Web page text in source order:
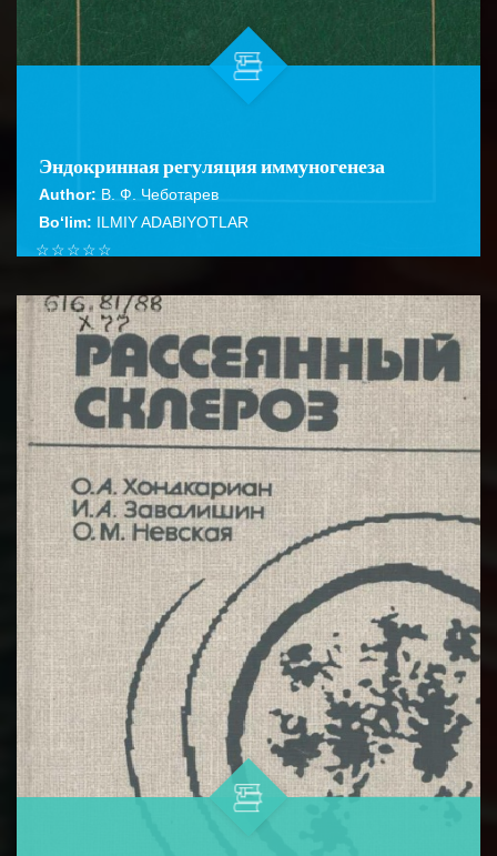
Эндокринная регуляция иммуногенеза
Author: В. Ф. Чеботарев
Bo‘lim: ILMIY ADABIYOTLAR
☆
☆
☆
☆
☆
С учетом литературных данных последних лет
анализируется роль нейроэндокринной системы в
развитии иммуногенеза, взаимоде...
BATAFSIL...